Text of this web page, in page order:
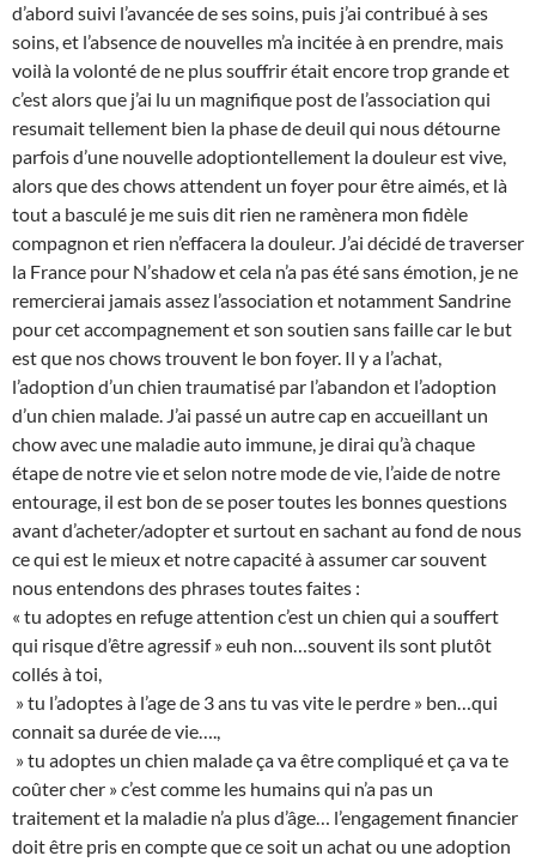
d’abord suivi l’avancée de ses soins, puis j’ai contribué à ses
soins, et l’absence de nouvelles m’a incitée à en prendre, mais
voilà la volonté de ne plus souffrir était encore trop grande et
c’est alors que j’ai lu un magnifique post de l’association qui
resumait tellement bien la phase de deuil qui nous détourne
parfois d’une nouvelle adoptiontellement la douleur est vive,
alors que des chows attendent un foyer pour être aimés, et là
tout a basculé je me suis dit rien ne ramènera mon fidèle
compagnon et rien n’effacera la douleur. J’ai décidé de traverser
la France pour N’shadow et cela n’a pas été sans émotion, je ne
remercierai jamais assez l’association et notamment Sandrine
pour cet accompagnement et son soutien sans faille car le but
est que nos chows trouvent le bon foyer. Il y a l’achat,
l’adoption d’un chien traumatisé par l’abandon et l’adoption
d’un chien malade. J’ai passé un autre cap en accueillant un
chow avec une maladie auto immune, je dirai qu’à chaque
étape de notre vie et selon notre mode de vie, l’aide de notre
entourage, il est bon de se poser toutes les bonnes questions
avant d’acheter/adopter et surtout en sachant au fond de nous
ce qui est le mieux et notre capacité à assumer car souvent
nous entendons des phrases toutes faites :
« tu adoptes en refuge attention c’est un chien qui a souffert
qui risque d’être agressif » euh non…souvent ils sont plutôt
collés à toi,
» tu l’adoptes à l’age de 3 ans tu vas vite le perdre » ben…qui
connait sa durée de vie….,
» tu adoptes un chien malade ça va être compliqué et ça va te
coûter cher » c’est comme les humains qui n’a pas un
traitement et la maladie n’a plus d’âge… l’engagement financier
doit être pris en compte que ce soit un achat ou une adoption